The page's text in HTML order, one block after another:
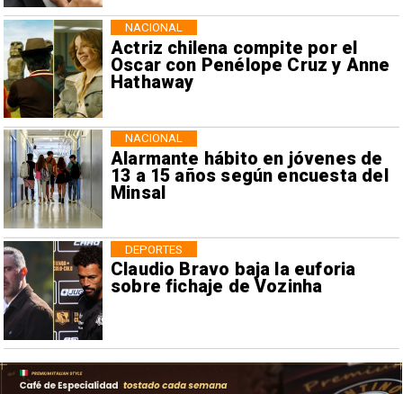
Actriz chilena compite por el
Oscar con Penélope Cruz y Anne
Hathaway
NACIONAL
Alarmante hábito en jóvenes de
13 a 15 años según encuesta del
Minsal
NACIONAL
Claudio Bravo baja la euforia
sobre fichaje de Vozinha
DEPORTES